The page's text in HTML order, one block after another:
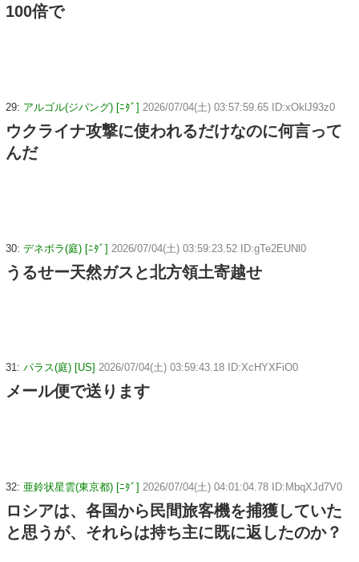
100倍で
29: アルゴル(ジパング) [ﾆﾀﾞ] 2026/07/04(土) 03:57:59.65 ID:xOklJ93z0
ウクライナ攻撃に使われるだけなのに何言って
んだ
30: デネボラ(庭) [ﾆﾀﾞ] 2026/07/04(土) 03:59:23.52 ID:gTe2EUNl0
うるせー天然ガスと北方領土寄越せ
31: パラス(庭) [US] 2026/07/04(土) 03:59:43.18 ID:XcHYXFiO0
メール便で送ります
32: 亜鈴状星雲(東京都) [ﾆﾀﾞ] 2026/07/04(土) 04:01:04.78 ID:MbqXJd7V0
ロシアは、各国から民間旅客機を捕獲していた
と思うが、それらは持ち主に既に返したのか？